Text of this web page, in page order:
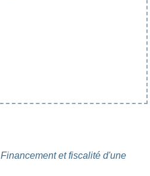
Financement et fiscalité d'une